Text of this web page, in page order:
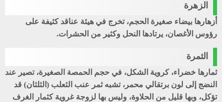
الزهرة
أزهارها بيضاء صغيرة الحجم، تخرج في هيئة عناقد كثيفة على
رؤوس الأغصان، يرتادها النحل وكثير من الحشرات.
الثمرة
ثمارها خضراء، كروية الشكل، في حجم الحمصة الصغيرة، تصير عند
النضج إلى لون برتقالي محمر، تشبه ثمر عنب الثعلب (الثلثان) قد
تؤكل، وبها قليل من الحلاوة، وليس بها لزوجة غروية كثمار
الغرف